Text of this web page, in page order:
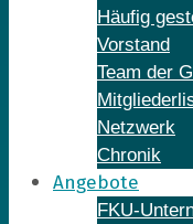
Häufig
Vorstand
Team der
Netzwerk
Chronik
Angebote
FKU-